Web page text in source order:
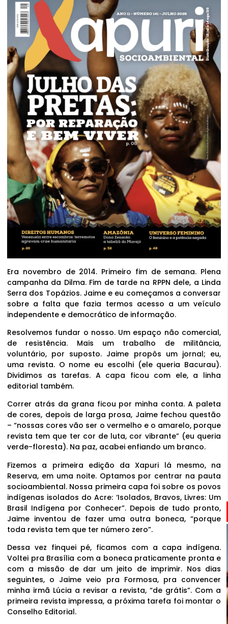
Era novembro de 2014. Primeiro fim de semana. Plena
campanha da Dilma. Fim de tarde na RPPN dele, a Linda
Serra dos Topázios. Jaime e eu começamos a conversar
sobre a falta que fazia termos acesso a um veículo
independente e democrático de informação.
Resolvemos fundar o nosso. Um espaço não comercial,
de resistência. Mais um trabalho de militância,
voluntário, por suposto. Jaime propôs um jornal; eu,
uma revista. O nome eu escolhi (ele queria Bacurau).
Dividimos as tarefas. A capa ficou com ele, a linha
editorial também.
Correr atrás da grana ficou por minha conta. A paleta
de cores, depois de larga prosa, Jaime fechou questão
– “nossas cores vão ser o vermelho e o amarelo, porque
revista tem que ter cor de luta, cor vibrante” (eu queria
verde-floresta). Na paz, acabei enfiando um branco.
Fizemos a primeira edição da Xapuri lá mesmo, na
Reserva, em uma noite. Optamos por centrar na pauta
socioambiental. Nossa primeira capa foi sobre os povos
indígenas isolados do Acre: ‘Isolados, Bravos, Livres: Um
Brasil Indígena por Conhecer”. Depois de tudo pronto,
Jaime inventou de fazer uma outra boneca, “porque
toda revista tem que ter número zero”.
Dessa vez finquei pé, ficamos com a capa indígena.
Voltei pra Brasília com a boneca praticamente pronta e
com a missão de dar um jeito de imprimir. Nos dias
seguintes, o Jaime veio pra Formosa, pra convencer
minha irmã Lúcia a revisar a revista, “de grátis”. Com a
primeira revista impressa, a próxima tarefa foi montar o
Conselho Editorial.